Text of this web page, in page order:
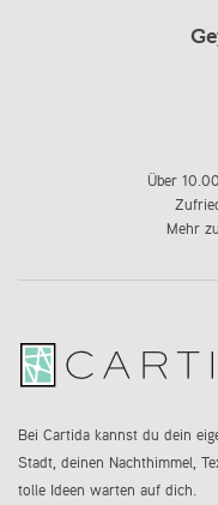
Über
Mehr
Bei Cartida kannst du dein
Stadt, deinen Nachthimmel,
tolle Ideen warten auf dich.